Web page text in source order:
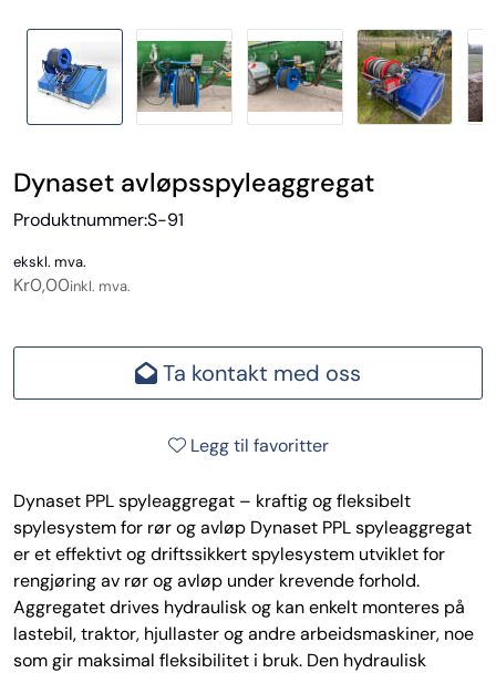
Dynaset avløpsspyleaggregat
Produktnummer:S-91
ekskl. mva.
Kr0,00inkl. mva.
Ta kontakt med oss
Legg til favoritter
Dynaset PPL spyleaggregat – kraftig og fleksibelt
spylesystem for rør og avløp Dynaset PPL spyleaggregat
er et effektivt og driftssikkert spylesystem utviklet for
rengjøring av rør og avløp under krevende forhold.
Aggregatet drives hydraulisk og kan enkelt monteres på
lastebil, traktor, hjullaster og andre arbeidsmaskiner, noe
som gir maksimal fleksibilitet i bruk. Den hydraulisk